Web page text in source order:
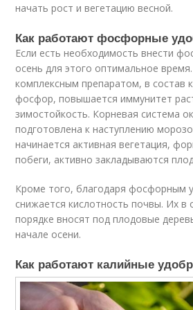
начать рост и вегетацию весной.
Как работают фосфорные
Если есть необходимость внести
осень для этого оптимальное
комплексным препаратом, в состав
фосфор, повышается иммунитет
зимостойкость. Корневая система
подготовлена к наступлению
начинается активная вегетация,
побеги, активно закладываются
Кроме того, благодаря фосфорным
снижается кислотность почвы. Их в
порядке вносят под плодовые
начале осени.
Как работают калийные